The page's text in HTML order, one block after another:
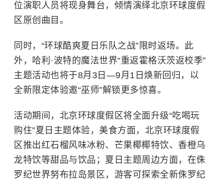
位演职人员将现身舞台，倾情演绎北京环球度假
区原创曲目。
同时，“环球酷爽夏日乐队之战”限时返场。此
外，哈利·波特的魔法世界“重返霍格沃茨返校季”
主题活动也将于8月3日—9月1日焕新回归，以
全新限定体验邀“巫师”解锁更多惊喜。
活动期间，北京环球度假区将全面升级“吃喝玩
购住”夏日主题体验，美食方面，北京环球度假
区推出红石榴风味冰粉、芒果椰椰特饮、香橙乌
龙特饮等甜品与饮品；夏日主题周边方面，在侏
罗纪世界努布拉岛景区，游客可探索全新侏罗纪